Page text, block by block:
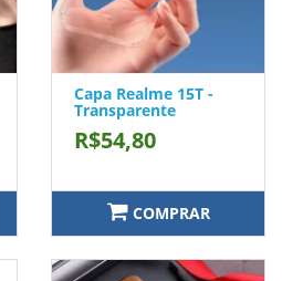
Capa Realme 15T -
Transparente
R$54,80
COMPRAR